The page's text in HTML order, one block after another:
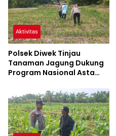
Aktivitas
Polsek Diwek Tinjau
Tanaman Jagung Dukung
Program Nasional Asta